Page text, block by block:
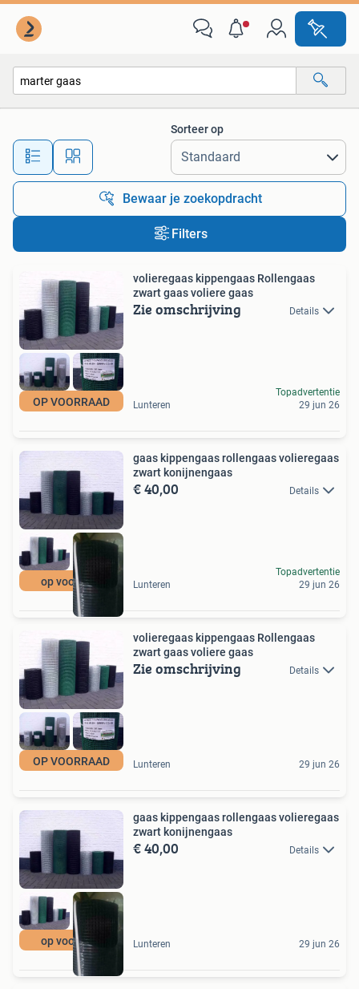
Alle afstanden…
Sorteer op
Bewaar je zoekopdracht
Filters
OP VOORRAAD
volieregaas kippengaas Rollengaas
zwart gaas voliere gaas
Zie omschrijving Details
Lunteren
Topadvertentie
29 jun 26
op voorraad
gaas kippengaas rollengaas volieregaas
zwart konijnengaas
€ 40,00 Details
Lunteren
Topadvertentie
29 jun 26
OP VOORRAAD
volieregaas kippengaas Rollengaas
zwart gaas voliere gaas
Zie omschrijving Details
Lunteren 29 jun 26
op voorraad
gaas kippengaas rollengaas volieregaas
zwart konijnengaas
€ 40,00 Details
Lunteren 29 jun 26